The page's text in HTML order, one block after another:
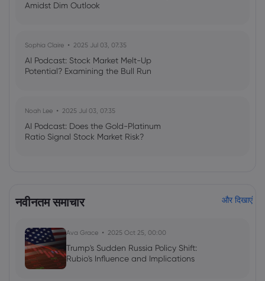
Amidst Dim Outlook
Sophia Claire 2025 Jul 03, 07:35
AI Podcast: Stock Market Melt-Up
Potential? Examining the Bull Run
Noah Lee 2025 Jul 03, 07:35
AI Podcast: Does the Gold-Platinum
Ratio Signal Stock Market Risk?
नवीनतम समाचार और दिखाएं
Ava Grace 2025 Oct 25, 00:00
Trump's Sudden Russia Policy Shift:
Rubio's Influence and Implications